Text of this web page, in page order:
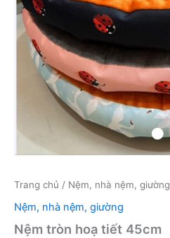
Trang chủ / Nệm, nhà nệm, giường
Nệm, nhà nệm, giường
Nệm tròn hoạ tiết 45cm